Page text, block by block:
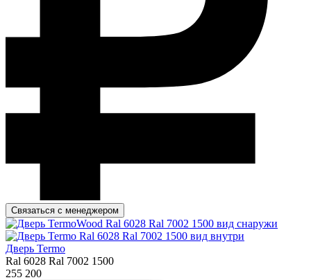
Связаться с менеджером
Дверь Termo
Ral 6028 Ral 7002 1500
255 200